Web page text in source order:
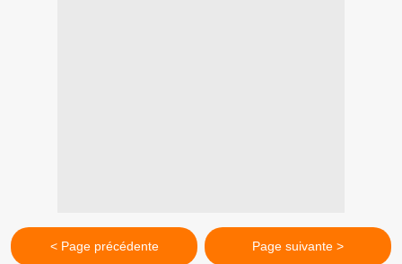
< Page précédente Page suivante >